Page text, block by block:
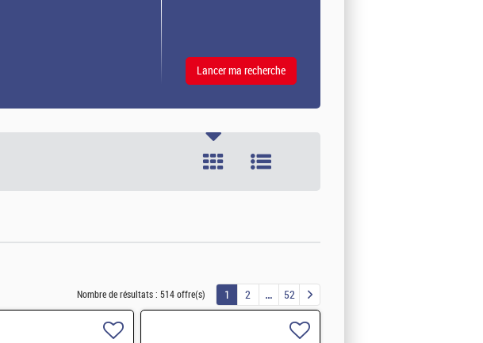
Nombre de résultats : 514 offre(s) 1 2 52